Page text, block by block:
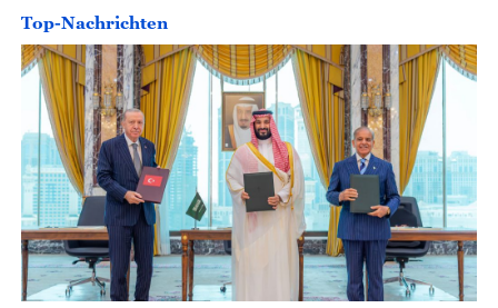
Top-Nachrichten